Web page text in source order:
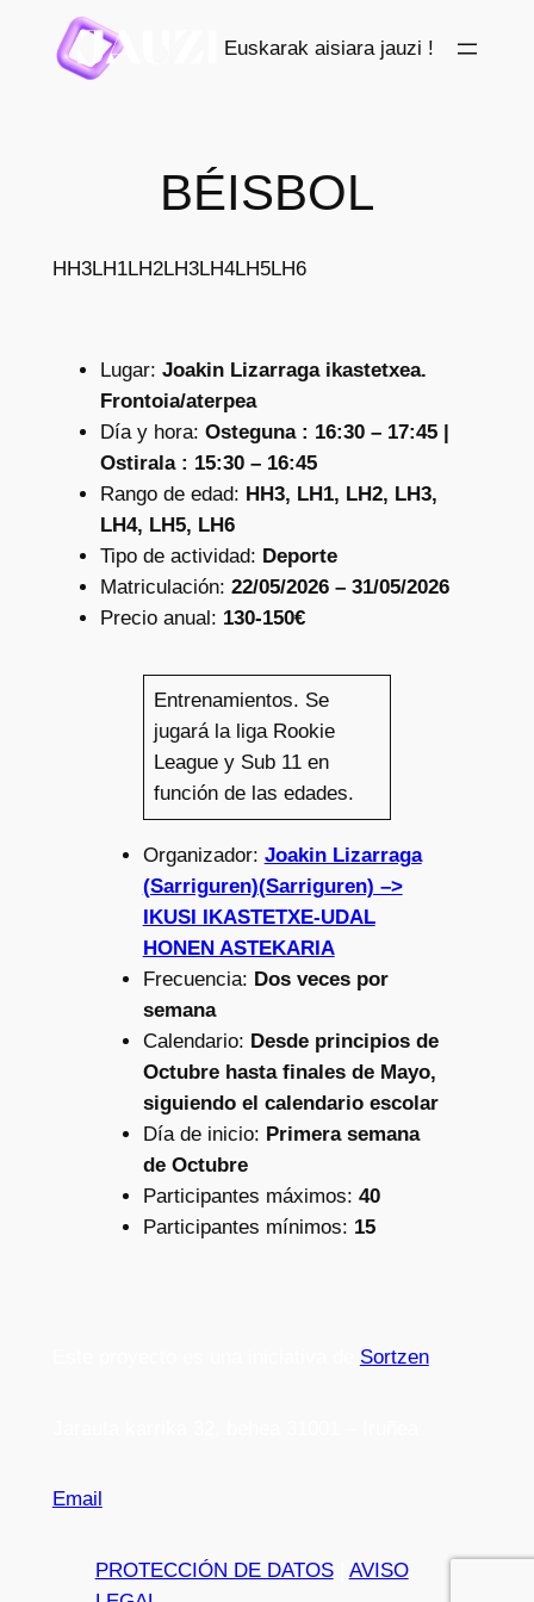
contenido
Euskarak aisiara jauzi !
BÉISBOL
HH3LH1LH2LH3LH4LH5LH6
Lugar: Joakin Lizarraga ikastetxea.
Frontoia/aterpea
Día y hora: Osteguna : 16:30 – 17:45 |
Ostirala : 15:30 – 16:45
Rango de edad: HH3, LH1, LH2, LH3,
LH4, LH5, LH6
Tipo de actividad: Deporte
Matriculación: 22/05/2026 – 31/05/2026
Precio anual: 130-150€
Entrenamientos. Se
jugará la liga Rookie
League y Sub 11 en
función de las edades.
Organizador: Joakin Lizarraga
(Sarriguren)(Sarriguren) –>
IKUSI IKASTETXE-UDAL
HONEN ASTEKARIA
Frecuencia: Dos veces por
semana
Calendario: Desde principios de
Octubre hasta finales de Mayo,
siguiendo el calendario escolar
Día de inicio: Primera semana
de Octubre
Participantes máximos: 40
Participantes mínimos: 15
Sortzen
Email
PROTECCIÓN DE DATOS| AVISO